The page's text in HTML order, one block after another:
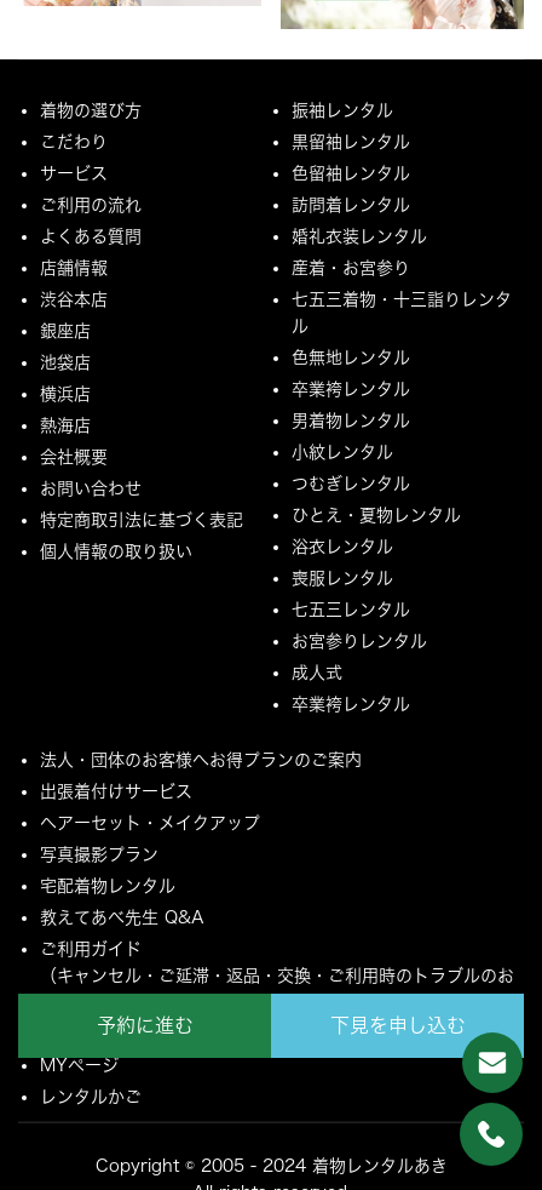
予約に進む 下見を申し込む
着物の選び方
こだわり
サービス
ご利用の流れ
よくある質問
店舗情報
渋谷本店
銀座店
池袋店
横浜店
熱海店
会社概要
お問い合わせ
特定商取引法に基づく表記
個人情報の取り扱い
振袖レンタル
黒留袖レンタル
色留袖レンタル
訪問着レンタル
婚礼衣装レンタル
産着・お宮参り
七五三着物・十三詣りレンタ
ル
色無地レンタル
卒業袴レンタル
男着物レンタル
小紋レンタル
つむぎレンタル
ひとえ・夏物レンタル
浴衣レンタル
喪服レンタル
七五三レンタル
お宮参りレンタル
成人式
卒業袴レンタル
法人・団体のお客様へお得プランのご案内
出張着付けサービス
ヘアーセット・メイクアップ
写真撮影プラン
宅配着物レンタル
教えてあべ先生 Q&A
ご利用ガイド
（キャンセル・ご延滞・返品・交換・ご利用時のトラブルのお
ご配送とご返却について
MYページ
レンタルかご
Copyright © 2005 - 2024 着物レンタルあき